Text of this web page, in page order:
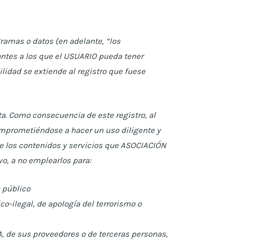
o datos (en adelante, “los
a los que el USUARIO pueda tener
se extiende al registro que fuese
Como consecuencia de este registro, al
a hacer un uso diligente y
contenidos y servicios que ASOCIACIÓN
a no emplearlos para:
público
ilegal, de apología del terrorismo o
de sus proveedores o de terceras personas,